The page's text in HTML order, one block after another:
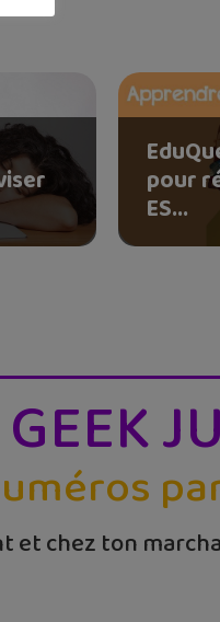
pour
ES...
GEEK
et chez ton